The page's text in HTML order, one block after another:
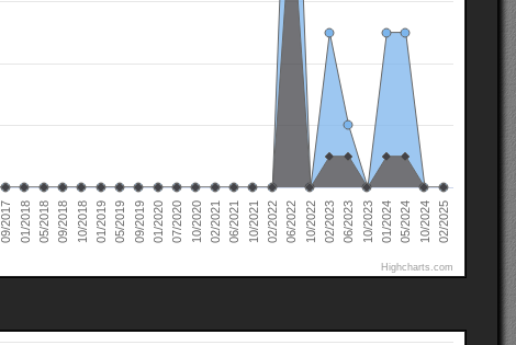
09/2017 01/2018 05/2018 09/2018 10/2018 01/2019 05/2019 09/2019 01/2020 07/2020 10/2020 02/2021 06/2021 10/2021 02/2022 06/2022 10/2022 02/2023 06/2023 10/2023 01/2024 05/2024 10/2024 02/2025
Highcharts.com